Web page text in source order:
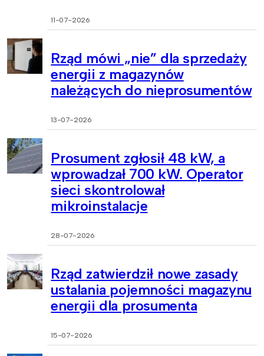
11-07-2026
Rząd mówi „nie” dla sprzedaży
energii z magazynów
należących do nieprosumentów
13-07-2026
Prosument zgłosił 48 kW, a
wprowadzał 700 kW. Operator
sieci skontrolował
mikroinstalacje
28-07-2026
Rząd zatwierdził nowe zasady
ustalania pojemności magazynu
energii dla prosumenta
15-07-2026